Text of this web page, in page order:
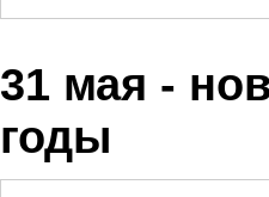
31 мая -
годы